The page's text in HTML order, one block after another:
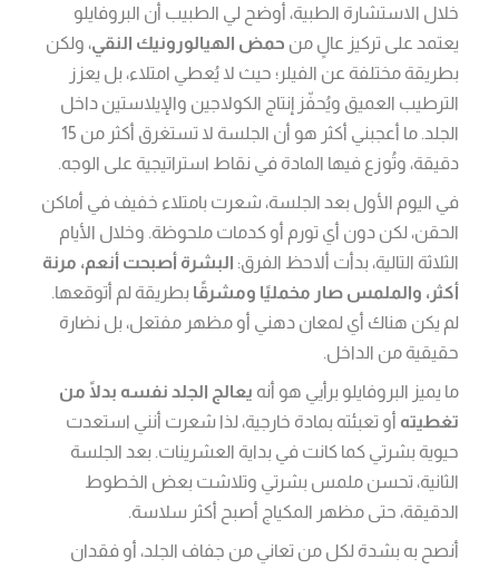
خلال الاستشارة الطبية، أوضح لي الطبيب أن البروفايلو
يعتمد على تركيز عالٍ من حمض الهيالورونيك النقي، ولكن
بطريقة مختلفة عن الفيلر؛ حيث لا يُعطي امتلاء، بل يعزز
الترطيب العميق ويُحفّز إنتاج الكولاجين والإيلاستين داخل
الجلد. ما أعجبني أكثر هو أن الجلسة لا تستغرق أكثر من 15
دقيقة، وتُوزع فيها المادة في نقاط استراتيجية على الوجه.
في اليوم الأول بعد الجلسة، شعرت بامتلاء خفيف في أماكن
الحقن، لكن دون أي تورم أو كدمات ملحوظة. وخلال الأيام
الثلاثة التالية، بدأت ألاحظ الفرق: البشرة أصبحت أنعم، مرنة
أكثر، والملمس صار مخمليًا ومشرقًا بطريقة لم أتوقعها.
لم يكن هناك أي لمعان دهني أو مظهر مفتعل، بل نضارة
حقيقية من الداخل.
ما يميز البروفايلو برأيي هو أنه يعالج الجلد نفسه بدلًا من
تغطيته أو تعبئته بمادة خارجية، لذا شعرت أنني استعدت
حيوية بشرتي كما كانت في بداية العشرينات. بعد الجلسة
الثانية، تحسن ملمس بشرتي وتلاشت بعض الخطوط
الدقيقة، حتى مظهر المكياج أصبح أكثر سلاسة.
أنصح به بشدة لكل من تعاني من جفاف الجلد، أو فقدان